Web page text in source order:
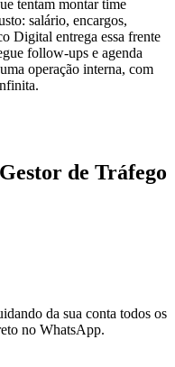
tentam montar time
salário, encargos,
Digital entrega essa frente
follow-ups e agenda
operação interna, com
Gestor de Tráfego
da sua conta todos os
no WhatsApp.